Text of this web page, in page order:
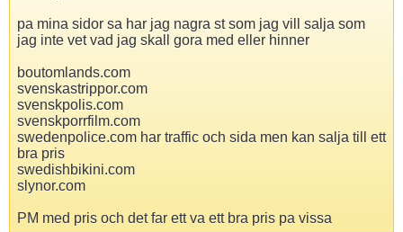
pa mina sidor sa har jag nagra st som jag vill salja som
jag inte vet vad jag skall gora med eller hinner
boutomlands.com
svenskastrippor.com
svenskpolis.com
svenskporrfilm.com
swedenpolice.com har traffic och sida men kan salja till ett
bra pris
swedishbikini.com
slynor.com
PM med pris och det far ett va ett bra pris pa vissa